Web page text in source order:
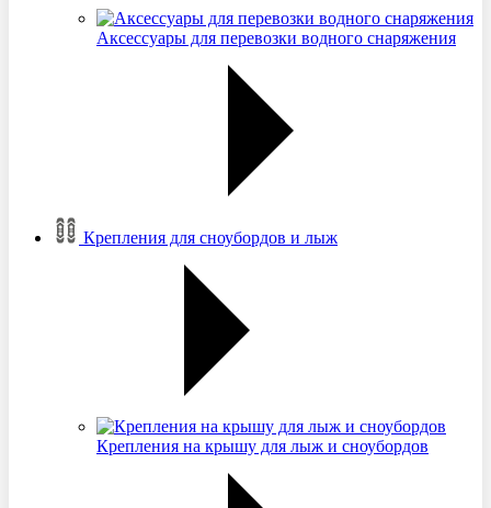
Аксессуары для перевозки водного снаряжения
Крепления для сноубордов и лыж
Крепления на крышу для лыж и сноубордов